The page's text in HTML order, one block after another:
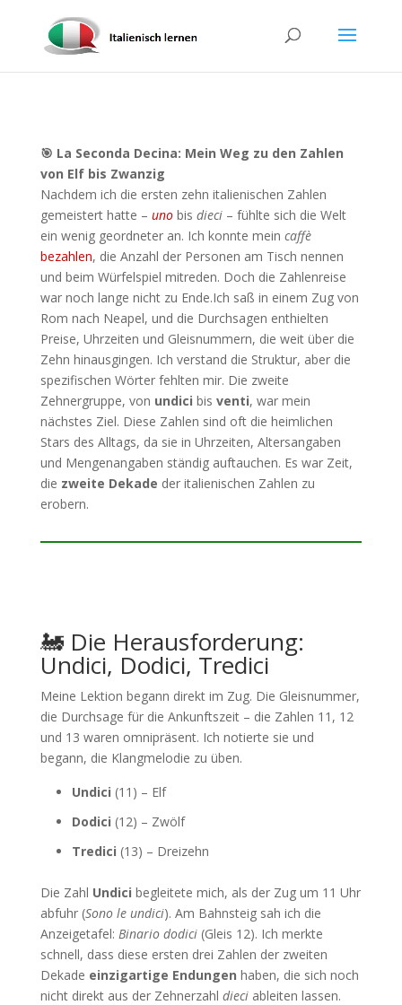
🎯 La Seconda Decina: Mein Weg zu den Zahlen
von Elf bis Zwanzig
Nachdem ich die ersten zehn italienischen Zahlen
gemeistert hatte – unobis dieci– fühlte sich die Welt
ein wenig geordneter an. Ich konnte mein caffè
bezahlen, die Anzahl der Personen am Tisch nennen
und beim Würfelspiel mitreden. Doch die Zahlenreise
war noch lange nicht zu Ende.Ich saß in einem Zug von
Rom nach Neapel, und die Durchsagen enthielten
Preise, Uhrzeiten und Gleisnummern, die weit über die
Zehn hinausgingen. Ich verstand die Struktur, aber die
spezifischen Wörter fehlten mir. Die zweite
Zehnergruppe, von undici bis venti, war mein
nächstes Ziel. Diese Zahlen sind oft die heimlichen
Stars des Alltags, da sie in Uhrzeiten, Altersangaben
und Mengenangaben ständig auftauchen. Es war Zeit,
die zweite Dekade der italienischen Zahlen zu
erobern.
🚂 Die Herausforderung:
Undici, Dodici, Tredici
Meine Lektion begann direkt im Zug. Die Gleisnummer,
die Durchsage für die Ankunftszeit – die Zahlen 11, 12
und 13 waren omnipräsent. Ich notierte sie und
begann, die Klangmelodie zu üben.
Undici (11) – Elf
Dodici (12) – Zwölf
Tredici (13) – Dreizehn
Die Zahl Undici begleitete mich, als der Zug um 11 Uhr
abfuhr (Sono le undici). Am Bahnsteig sah ich die
Anzeigetafel: Binario dodici(Gleis 12). Ich merkte
schnell, dass diese ersten drei Zahlen der zweiten
Dekade einzigartige Endungen haben, die sich noch
nicht direkt aus der Zehnerzahl dieciableiten lassen.